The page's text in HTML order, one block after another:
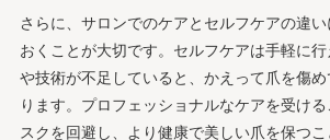
さらに、サロンでのケアとセルフケアの違
おくことが大切です。セルフケアは手軽に
や技術が不足していると、かえって爪を傷
ります。プロフェッショナルなケアを受け
スクを回避し、より健康で美しい爪を保つこ